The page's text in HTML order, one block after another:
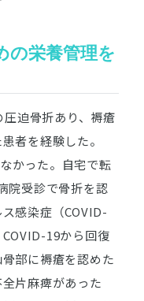
の栄養管理を
迫骨折あり、褥瘡
者を経験した。
かった。自宅で転
院受診で骨折を認
感染症（COVID-
19から回復
部に褥瘡を認めた
片麻痺があった